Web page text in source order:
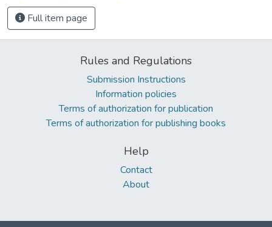
Full item page
Rules and Regulations
Submission Instructions
Information policies
Terms of authorization for publication
Terms of authorization for publishing books
Help
Contact
About